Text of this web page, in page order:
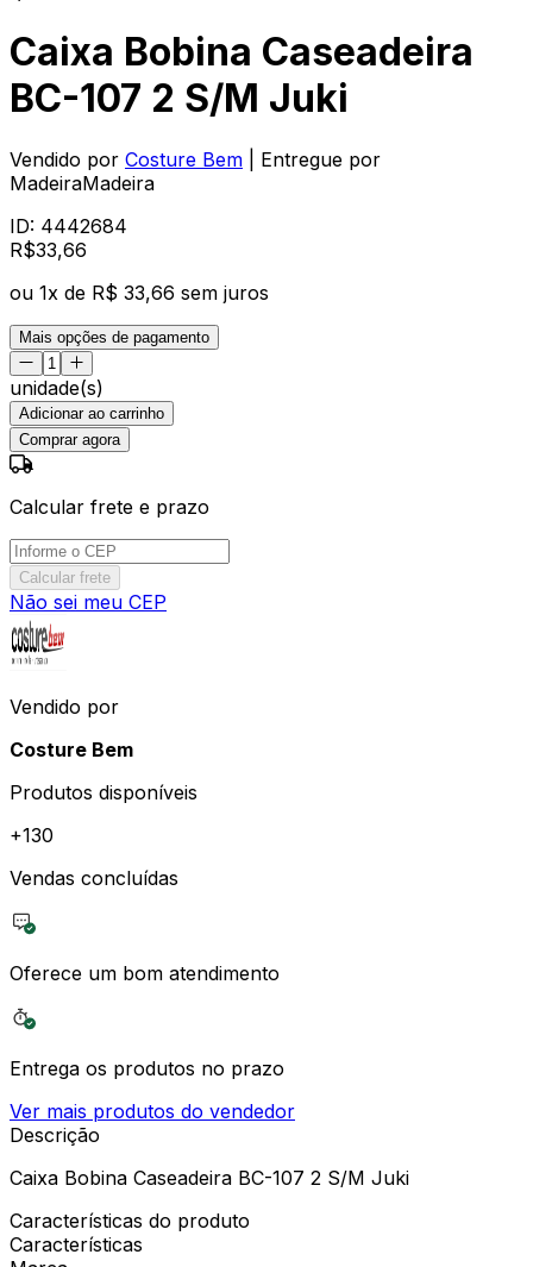
Caixa Bobina Caseadeira
BC-107 2 S/M Juki
Vendido por Costure Bem
| Entregue por
MadeiraMadeira
ID: 4442684
R$33,66
ou 1x de R$ 33,66 sem juros
Mais opções de pagamento
unidade(s)
Adicionar ao carrinho
Comprar agora
Calcular frete e prazo
Calcular frete
Não sei meu CEP
Vendido por
Costure Bem
Produtos disponíveis
+130
Vendas concluídas
Oferece um bom atendimento
Entrega os produtos no prazo
Ver mais produtos do vendedor
Descrição
Caixa Bobina Caseadeira BC-107 2 S/M Juki
Características do produto
Características